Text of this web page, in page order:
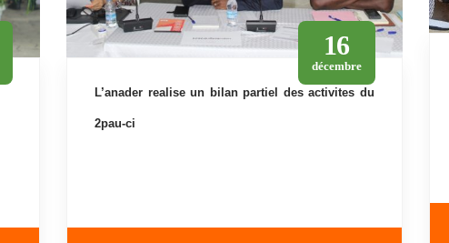
16
décembre
l’anader realise un bilan partiel des activites du
2pau-ci